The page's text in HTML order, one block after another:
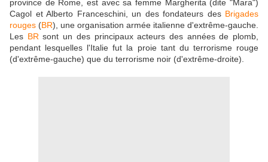
province de Rome, est avec sa femme Margherita (dite "Mara")
Cagol et Alberto Franceschini, un des fondateurs des Brigades
rouges (BR), une organisation armée italienne d'extrême-gauche.
Les BR sont un des principaux acteurs des années de plomb,
pendant lesquelles l'Italie fut la proie tant du terrorisme rouge
(d'extrême-gauche) que du terrorisme noir (d'extrême-droite).